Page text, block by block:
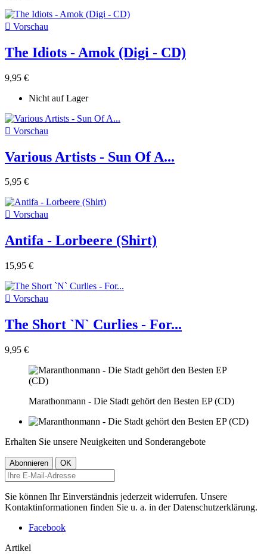
 Vorschau
The Idiots - Amok (Digi - CD)
9,95 €
Nicht auf Lager
 Vorschau
Various Artists - Sun Of A...
5,95 €
 Vorschau
Antifa - Lorbeere (Shirt)
15,95 €
 Vorschau
The Short `N` Curlies - For...
9,95 €
Marathonmann - Die Stadt gehört den Besten EP (CD)
Erhalten Sie unsere Neuigkeiten und Sonderangebote
Sie können Ihr Einverständnis jederzeit widerrufen. Unsere
Kontaktinformationen finden Sie u. a. in der Datenschutzerklärung.
Facebook
Artikel